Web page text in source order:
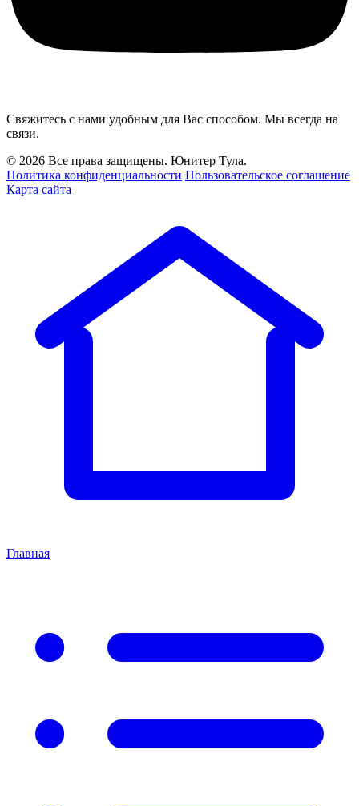
Свяжитесь с нами удобным для Вас способом. Мы всегда на
связи.
© 2026 Все права защищены. Юнитер Тула.
Политика конфиденциальности Пользовательское соглашение
Карта сайта
Главная